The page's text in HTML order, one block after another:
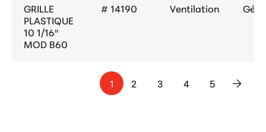
GRILLE
PLASTIQUE
10 1/16"
MOD B60
# 14190 Ventilation
1 2 3 4 5 >